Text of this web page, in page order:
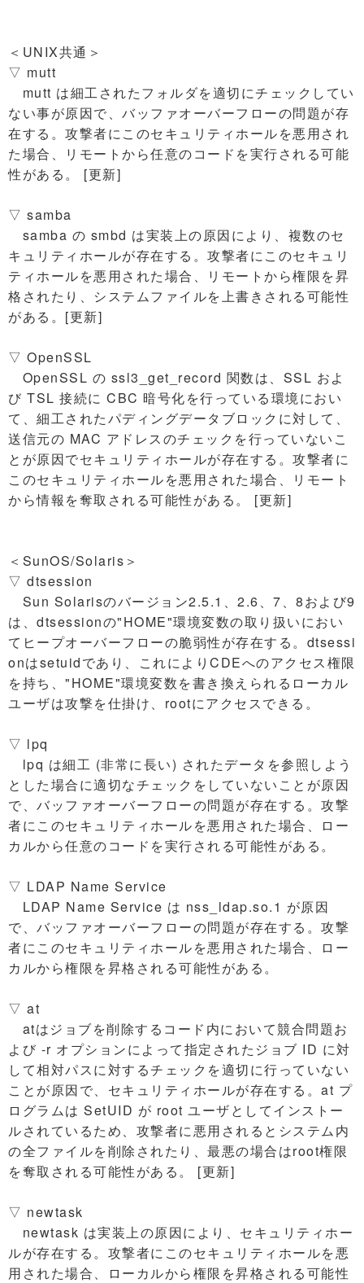
＜UNIX共通＞
▽ mutt
mutt は細工されたフォルダを適切にチェックしてい
ない事が原因で、バッファオーバーフローの問題が存
在する。攻撃者にこのセキュリティホールを悪用され
た場合、リモートから任意のコードを実行される可能
性がある。 [更新]
▽ samba
samba の smbd は実装上の原因により、複数のセ
キュリティホールが存在する。攻撃者にこのセキュリ
ティホールを悪用された場合、リモートから権限を昇
格されたり、システムファイルを上書きされる可能性
がある。[更新]
▽ OpenSSL
OpenSSL の ssl3_get_record 関数は、SSL およ
び TSL 接続に CBC 暗号化を行っている環境におい
て、細工されたパディングデータブロックに対して、
送信元の MAC アドレスのチェックを行っていないこ
とが原因でセキュリティホールが存在する。攻撃者に
このセキュリティホールを悪用された場合、リモート
から情報を奪取される可能性がある。 [更新]
＜SunOS/Solaris＞
▽ dtsession
Sun Solarisのバージョン2.5.1、2.6、7、8および9
は、dtsessionの"HOME"環境変数の取り扱いにおい
てヒープオーバーフローの脆弱性が存在する。dtsessi
onはsetuidであり、これによりCDEへのアクセス権限
を持ち、"HOME"環境変数を書き換えられるローカル
ユーザは攻撃を仕掛け、rootにアクセスできる。
▽ lpq
lpq は細工 (非常に長い) されたデータを参照しよう
とした場合に適切なチェックをしていないことが原因
で、バッファオーバーフローの問題が存在する。攻撃
者にこのセキュリティホールを悪用された場合、ロー
カルから任意のコードを実行される可能性がある。
▽ LDAP Name Service
LDAP Name Service は nss_ldap.so.1 が原因
で、バッファオーバーフローの問題が存在する。攻撃
者にこのセキュリティホールを悪用された場合、ロー
カルから権限を昇格される可能性がある。
▽ at
atはジョブを削除するコード内において競合問題お
よび -r オプションによって指定されたジョブ ID に対
して相対パスに対するチェックを適切に行っていない
ことが原因で、セキュリティホールが存在する。at プ
ログラムは SetUID が root ユーザとしてインストー
ルされているため、攻撃者に悪用されるとシステム内
の全ファイルを削除されたり、最悪の場合はroot権限
を奪取される可能性がある。 [更新]
▽ newtask
newtask は実装上の原因により、セキュリティホー
ルが存在する。攻撃者にこのセキュリティホールを悪
用された場合、ローカルから権限を昇格される可能性